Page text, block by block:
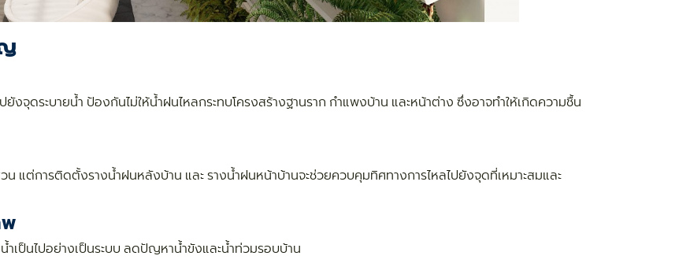
งจุดระบายน้ำ ป้องกันไม่ให้น้ำฝนไหลกระทบโครงสร้างฐานราก กำแพงบ้าน และหน้าต่าง ซึ่งอาจทำให้เกิดความชื้น
แต่การติดตั้งรางน้ำฝนหลังบ้าน และ รางน้ำฝนหน้าบ้านจะช่วยควบคุมทิศทางการไหลไปยังจุดที่เหมาะสมและ
พ
ำเป็นไปอย่างเป็นระบบ ลดปัญหาน้ำขังและน้ำท่วมรอบบ้าน